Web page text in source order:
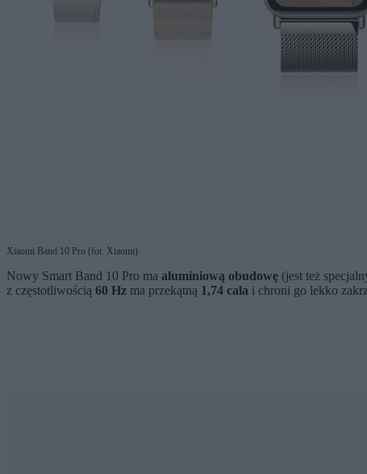
Xiaomi Band 10 Pro (fot. Xiaomi)
Nowy Smart Band 10 Pro ma aluminiową obudowę (jest też
z częstotliwością 60 Hz ma przekątną 1,74 cala i chroni go lekko